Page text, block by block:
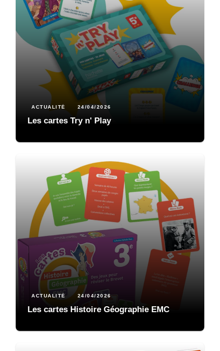
ACTUALITÉ 24/04/2026
Les cartes Try n' Play
ACTUALITÉ 24/04/2026
Les cartes Histoire Géographie EMC